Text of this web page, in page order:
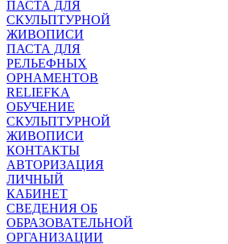
ПАСТА ДЛЯ
СКУЛЬПТУРНОЙ
ЖИВОПИСИ
ПАСТА ДЛЯ
РЕЛЬЕФНЫХ
ОРНАМЕНТОВ
RELIEFKA
ОБУЧЕНИЕ
СКУЛЬПТУРНОЙ
ЖИВОПИСИ
КОНТАКТЫ
АВТОРИЗАЦИЯ
ЛИЧНЫЙ
КАБИНЕТ
СВЕДЕНИЯ ОБ
ОБРАЗОВАТЕЛЬНОЙ
ОРГАНИЗАЦИИ